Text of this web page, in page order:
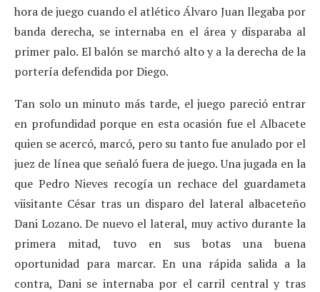
hora de juego cuando el atlético Álvaro Juan llegaba por
banda derecha, se internaba en el área y disparaba al
primer palo. El balón se marchó alto y a la derecha de la
portería defendida por Diego.
Tan solo un minuto más tarde, el juego pareció entrar
en profundidad porque en esta ocasión fue el Albacete
quien se acercó, marcó, pero su tanto fue anulado por el
juez de línea que señaló fuera de juego. Una jugada en la
que Pedro Nieves recogía un rechace del guardameta
viisitante César tras un disparo del lateral albaceteño
Dani Lozano. De nuevo el lateral, muy activo durante la
primera mitad, tuvo en sus botas una buena
oportunidad para marcar. En una rápida salida a la
contra, Dani se internaba por el carril central y tras